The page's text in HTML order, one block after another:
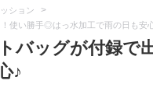
ション >
使い勝手◎はっ水加工で雨の日も安
バッグが付録で
♪